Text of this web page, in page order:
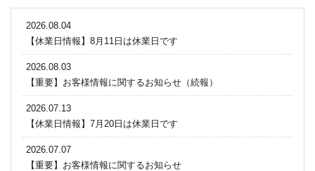
2026.08.04
【休業日情報】8月11日は休業日です
2026.08.03
【重要】お客様情報に関するお知らせ（続報）
2026.07.13
【休業日情報】7月20日は休業日です
2026.07.07
【重要】お客様情報に関するお知らせ